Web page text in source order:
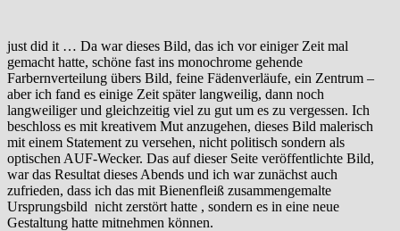
just did it … Da war dieses Bild, das ich vor einiger Zeit mal
gemacht hatte, schöne fast ins monochrome gehende
Farbernverteilung übers Bild, feine Fädenverläufe, ein Zentrum –
aber ich fand es einige Zeit später langweilig, dann noch
langweiliger und gleichzeitig viel zu gut um es zu vergessen. Ich
beschloss es mit kreativem Mut anzugehen, dieses Bild malerisch
mit einem Statement zu versehen, nicht politisch sondern als
optischen AUF-Wecker. Das auf dieser Seite veröffentlichte Bild,
war das Resultat dieses Abends und ich war zunächst auch
zufrieden, dass ich das mit Bienenfleiß zusammengemalte
Ursprungsbild nicht zerstört hatte , sondern es in eine neue
Gestaltung hatte mitnehmen können.